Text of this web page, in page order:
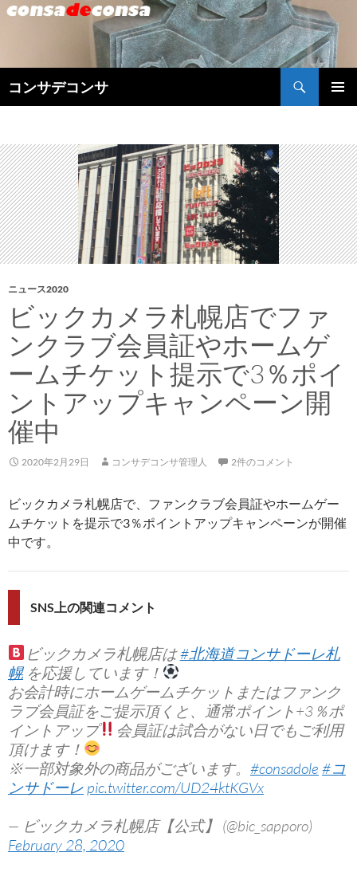
コンサデコンサ
索
ン
ツ
へ
ス
キ
ッ
プ
ニュース2020
ビックカメラ札幌店でファ
ンクラブ会員証やホームゲ
ームチケット提示で3％ポイ
ントアップキャンペーン開
催中
2020年2月29日 コンサデコンサ管理人 2件のコメント
ビックカメラ札幌店で、ファンクラブ会員証やホームゲー
ムチケットを提示で3％ポイントアップキャンペーンが開催
中です。
SNS上の関連コメント
ビックカメラ札幌店は#北海道コンサドーレ札
幌を応援しています！
お会計時にホームゲームチケットまたはファンク
ラブ会員証をご提示頂くと、通常ポイント+3％ポ
イントアップ
会員証は試合がない日でもご利用
頂けます！
※一部対象外の商品がございます。 #consadole #コ
ンサドーレ pic.twitter.com/UD24ktKGVx
— ビックカメラ札幌店【公式】 (@bic_sapporo)
February 28, 2020